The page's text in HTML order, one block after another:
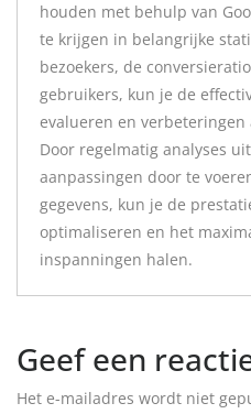
houden met behulp van
te krijgen in belangrijke
bezoekers, de
gebruikers, kun je de
evalueren en
Door regelmatig analyses
aanpassingen door te
gegevens, kun je de
optimaliseren en het
inspanningen halen.
Geef een
Het e-mailadres wordt niet